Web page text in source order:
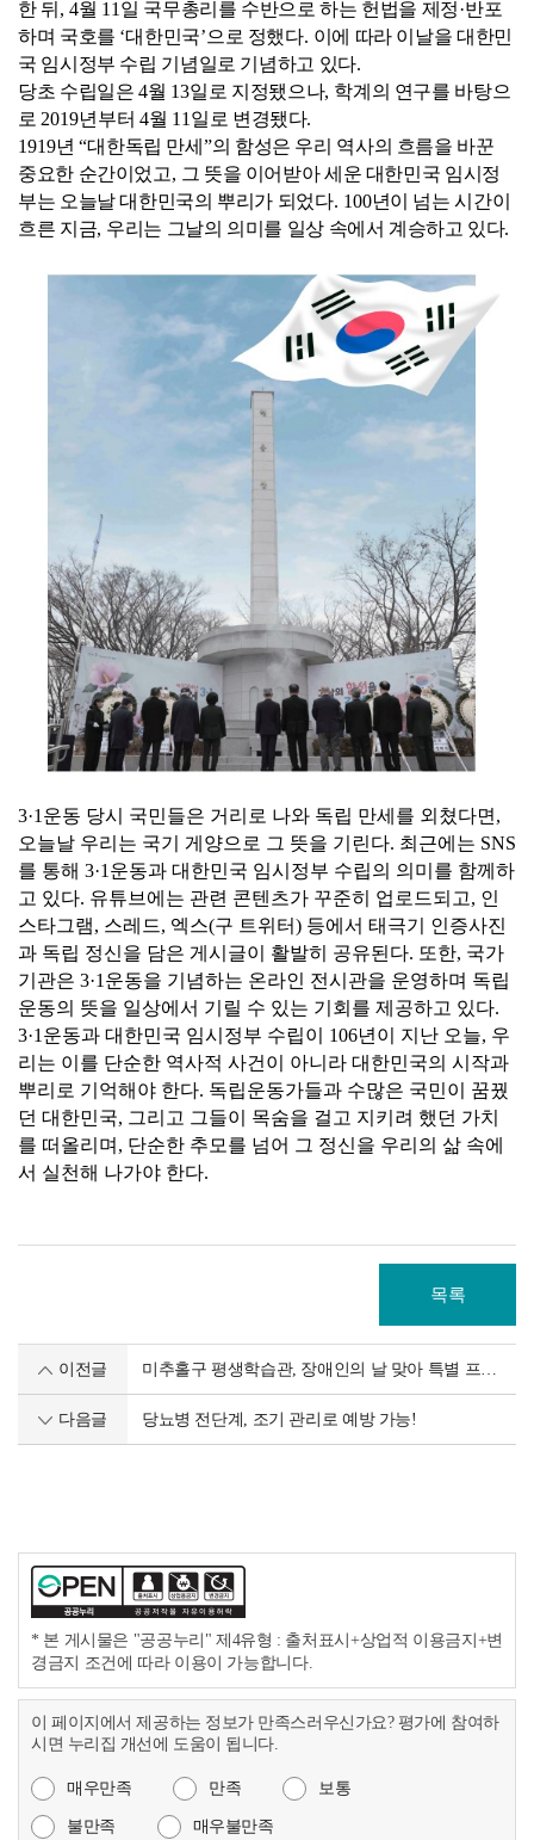
한 뒤 , 4월 11 일 국무총리를 수반으로 하는 헌법을 제정·반포
하며 국호를 ‘대한민국’으로 정했다. 이에 따라 이날을 대한민
국 임시정부 수립 기념일로 기념하고 있다.
당초 수립일은 4월 13일로 지정됐으나, 학계의 연구를 바탕으
로 2019년부터 4월 11 일로 변경됐다.
1919년“대한독립 만세 ”의 함성은 우리 역사의 흐름을 바꾼
중요한 순간이었고, 그 뜻을 이어받아 세운 대한민국 임시정
부는 오늘날 대한민국의 뿌리가 되었다. 100년이 넘는 시간이
흐른 지금, 우리는 그날의 의미를 일상 속에서 계승하고 있다.
3·1운동 당시 국민들은 거리로 나와 독립 만세를 외쳤다면,
오늘날 우리는 국기 게양으로 그 뜻을 기린다. 최근에는 SNS
를 통해 3·1운동과 대한민국 임시정부 수립의 의미를 함께하
고 있다. 유튜브에는 관련 콘텐츠가 꾸준히 업로드되고, 인
스타그램, 스레드, 엑스(구 트위터) 등에서 태극기 인증사진
과 독립 정신을 담은 게시글이 활발히 공유된다. 또한, 국가
기관은 3·1운동을 기념하는 온라인 전시관을 운영하며 독립
운동의 뜻을 일상에서 기릴 수 있는 기회를 제공하고 있다.
3·1운동과 대한민국 임시정부 수립이 106년이 지난 오늘, 우
리는 이를 단순한 역사적 사건이 아니라 대한민국의 시작과
뿌리로 기억해야 한다. 독립운동가들과 수많은 국민이 꿈꿨
던 대한민국, 그리고 그들이 목숨을 걸고 지키려 했던 가치
를 떠올리며 , 단순한 추모를 넘어 그 정신을 우리의 삶 속에
서 실천해 나가야 한다.
목록
이전글 미추홀구 평생학습관, 장애인의 날 맞아 특별 프로그램 운영
다음글 당뇨병 전단계, 조기 관리로 예방 가능!
* 본 게시물은 "공공누리" 제4유형 : 출처표시+상업적 이용금지+변
경금지 조건에 따라 이용이 가능합니다.
이 페이지에서 제공하는 정보가 만족스러우신가요? 평가에 참여하
시면 누리집 개선에 도움이 됩니다.
매우만족 만족 보통
불만족 매우불만족